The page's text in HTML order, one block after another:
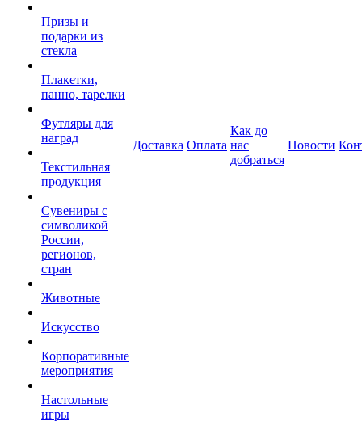
Призы и
подарки из
стекла
Плакетки,
панно, тарелки
Футляры для
наград
Текстильная
продукция
Сувениры с
символикой
России,
регионов,
стран
Животные
Искусство
Корпоративные
мероприятия
Настольные
игры
Доставка Оплата
Как до
нас
добраться
Новости